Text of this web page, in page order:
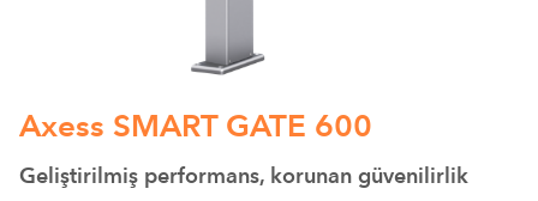
Axess SMART GATE 600
Geliştirilmiş performans, korunan güvenilirlik